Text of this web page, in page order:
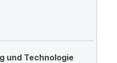
und Technologie